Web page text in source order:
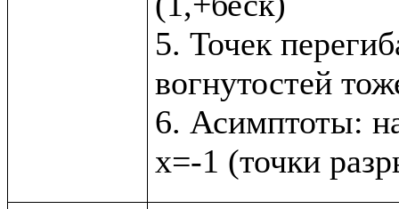
5. Точек
вогнутостей
6. Асимптоты: